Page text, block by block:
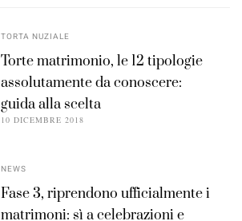
TORTA NUZIALE
Torte matrimonio, le 12 tipologie
assolutamente da conoscere:
guida alla scelta
10 DICEMBRE 2018
NEWS
Fase 3, riprendono ufficialmente i
matrimoni: sì a celebrazioni e